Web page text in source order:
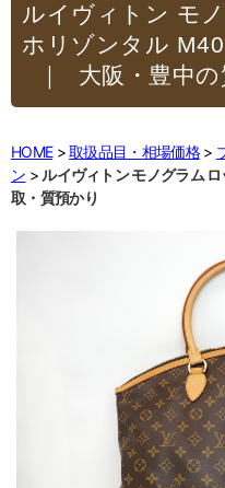
ルイヴィトン モ
ホリゾンタル
｜大阪・豊中
HOME 取扱品目・相場価格
ン
ルイヴィトン モノグラム
取・質預かり